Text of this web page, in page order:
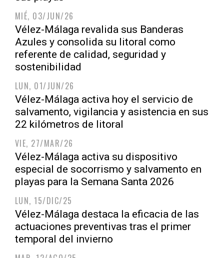
MIÉ, 03/JUN/26
Vélez-Málaga revalida sus Banderas
Azules y consolida su litoral como
referente de calidad, seguridad y
sostenibilidad
LUN, 01/JUN/26
Vélez-Málaga activa hoy el servicio de
salvamento, vigilancia y asistencia en sus
22 kilómetros de litoral
VIE, 27/MAR/26
Vélez-Málaga activa su dispositivo
especial de socorrismo y salvamento en
playas para la Semana Santa 2026
LUN, 15/DIC/25
Vélez-Málaga destaca la eficacia de las
actuaciones preventivas tras el primer
temporal del invierno